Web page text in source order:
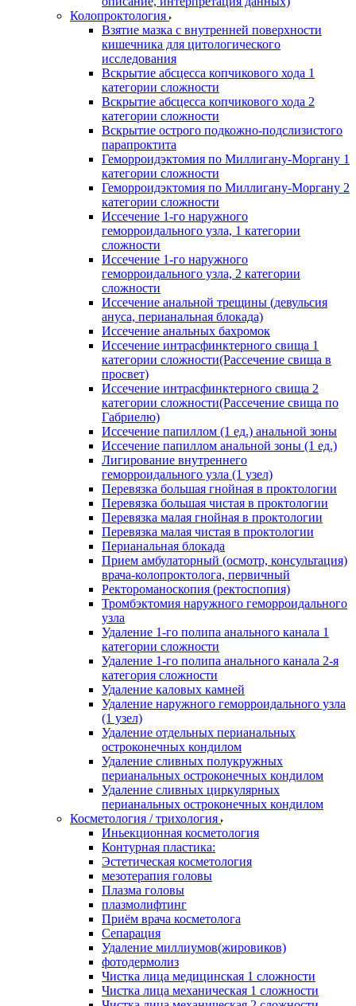
Колопроктология
Взятие мазка с внутренней поверхности
кишечника для цитологического
исследования
Вскрытие абсцесса копчикового хода 1
категории сложности
Вскрытие абсцесса копчикового хода 2
категории сложности
Вскрытие острого подкожно-подслизистого
парапроктита
Геморроидэктомия по Миллигану-Моргану 1
категории сложности
Геморроидэктомия по Миллигану-Моргану 2
категории сложности
Иссечение 1-го наружного
геморроидального узла, 1 категории
сложности
Иссечение 1-го наружного
геморроидального узла, 2 категории
сложности
Иссечение анальной трещины (девульсия
ануса, перианальная блокада)
Иссечение анальных бахромок
Иссечение интрасфинктерного свища 1
категории сложности(Рассечение свища в
просвет)
Иссечение интрасфинктерного свища 2
категории сложности(Рассечение свища по
Габриелю)
Иссечение папиллом (1 ед.) анальной зоны
Иссечение папиллом анальной зоны (1 ед.)
Лигирование внутреннего
геморроидального узла (1 узел)
Перевязка большая гнойная в проктологии
Перевязка большая чистая в проктологии
Перевязка малая гнойная в проктологии
Перевязка малая чистая в проктологии
Перианальная блокада
Прием амбулаторный (осмотр, консультация)
врача-колопроктолога, первичный
Ректороманоскопия (ректоспопия)
Тромбэктомия наружного геморроидального
узла
Удаление 1-го полипа анального канала 1
категории сложности
Удаление 1-го полипа анального канала 2-я
категория сложности
Удаление каловых камней
Удаление наружного геморроидального узла
(1 узел)
Удаление отдельных перианальных
остроконечных кондилом
Удаление сливных полукружных
перианальных остроконечных кондилом
Удаление сливных циркулярных
перианальных остроконечных кондилом
Косметология / трихология
Иньекционная косметология
Контурная пластика:
Эстетическая косметология
мезотерапия головы
Плазма головы
плазмолифтинг
Приём врача косметолога
Сепарация
Удаление миллиумов(жировиков)
фотодермолиз
Чистка лица медицинская 1 сложности
Чистка лица механическая 1 сложности